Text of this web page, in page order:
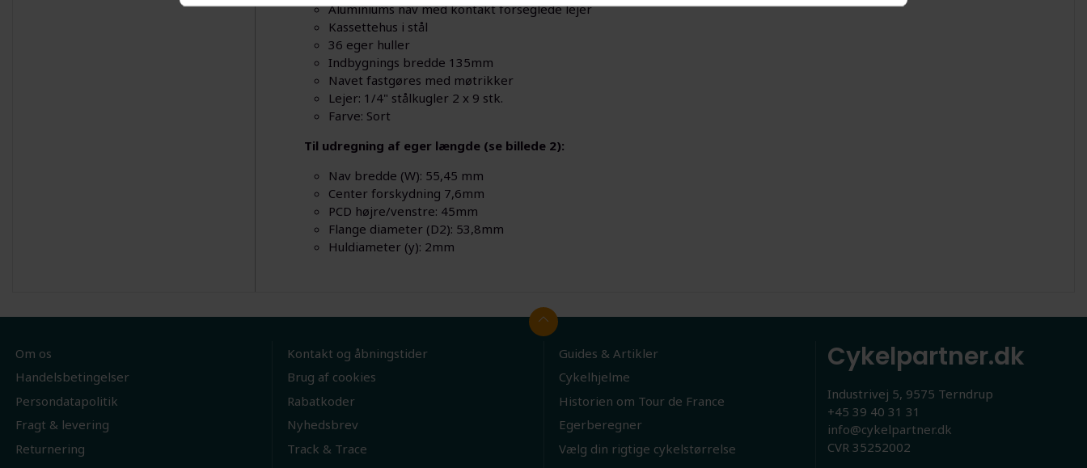
Aluminiums nav med kontakt forseglede lejer
Kassettehus i stål
36 eger huller
Indbygnings bredde 135mm
Navet fastgøres med møtrikker
Lejer: 1/4" stålkugler 2 x 9 stk.
Farve: Sort
Til udregning af eger længde (se billede 2):
Nav bredde (W): 55,45 mm
Center forskydning 7,6mm
PCD højre/venstre: 45mm
Flange diameter (D2): 53,8mm
Huldiameter (y): 2mm
Om os
Handelsbetingelser
Persondatapolitik
Fragt & levering
Returnering
Kontakt og åbningstider
Brug af cookies
Rabatkoder
Nyhedsbrev
Track & Trace
Guides & Artikler
Cykelhjelme
Historien om Tour de France
Egerberegner
Vælg din rigtige cykelstørrelse
Cykelpartner.dk
Industrivej 5, 9575 Terndrup
+45 39 40 31 31
info@cykelpartner.dk
CVR 35252002